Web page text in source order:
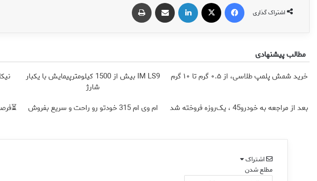
اشتراک گذاری
فیس بوک لینکدین اشتراک گذاری از طریق ایمیل
مطالب پیشنهادی
خرید شمش پلمپ طلاسی، از ۰.۵ گرم تا ۱۰ گرم
IM LS9 بیش از 1500 کیلومترپیمایش با یکبار
شارژ
بعد از مراجعه به خودرو45 ، یک‌روزه فروخته شد
ام وی ام 315 خودتو رو راحت و سریع بفروش
اشتراک
مطلع شدن